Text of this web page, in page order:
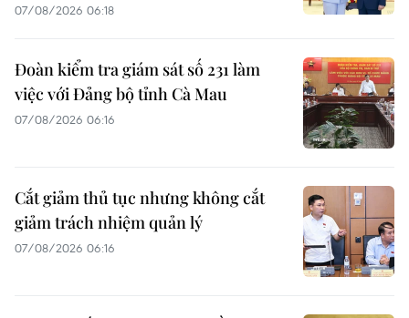
07/08/2026 06:18
Đoàn kiểm tra giám sát số 231 làm
việc với Đảng bộ tỉnh Cà Mau
07/08/2026 06:16
Cắt giảm thủ tục nhưng không cắt
giảm trách nhiệm quản lý
07/08/2026 06:16